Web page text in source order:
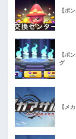
【ポ
【ポ
グ
【メ